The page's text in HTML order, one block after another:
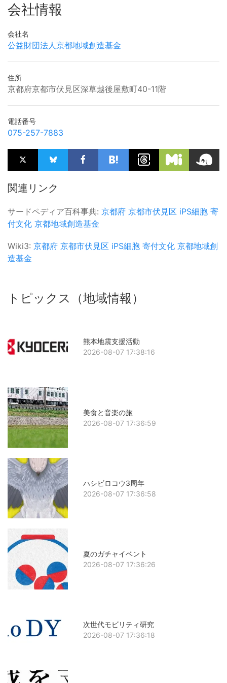
会社情報
会社名
公益財団法人京都地域創造基金
住所
京都府京都市伏見区深草越後屋敷町40-11階
電話番号
075-257-7883
関連リンク
サードペディア百科事典: 京都府 京都市伏見区 iPS細胞 寄
付文化 京都地域創造基金
Wiki3: 京都府 京都市伏見区 iPS細胞 寄付文化 京都地域創
造基金
トピックス（地域情報）
熊本地震支援活動
2026-08-07 17:38:16
美食と音楽の旅
2026-08-07 17:36:59
ハシビロコウ3周年
2026-08-07 17:36:58
夏のガチャイベント
2026-08-07 17:36:26
次世代モビリティ研究
2026-08-07 17:36:18